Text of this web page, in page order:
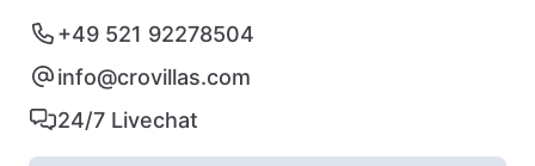
+49 521 92278504
info@crovillas.com
24/7 Livechat